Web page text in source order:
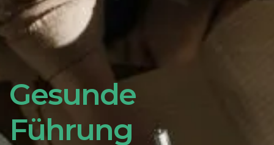
Führung ist kein
Gesunde
Führung